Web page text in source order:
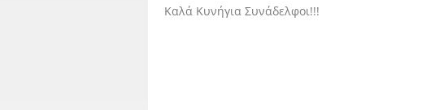
Καλά Κυνήγια Συνάδελφοι!!!